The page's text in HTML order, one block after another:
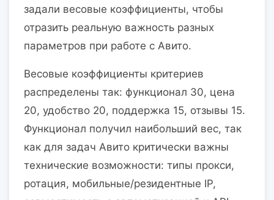
задали весовые коэффициенты, чтобы
отразить реальную важность разных
параметров при работе с Авито.
Весовые коэффициенты критериев
распределены так: функционал 30, цена
20, удобство 20, поддержка 15, отзывы 15.
Функционал получил наибольший вес, так
как для задач Авито критически важны
технические возможности: типы прокси,
ротация, мобильные/резидентные IP,